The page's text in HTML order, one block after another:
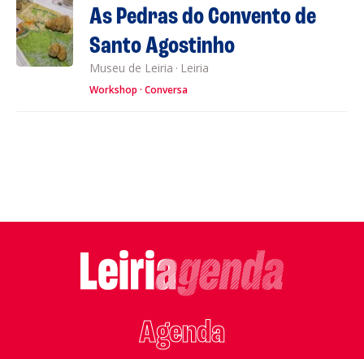
As Pedras do Convento de
Santo Agostinho
Museu de Leiria · Leiria
Workshop Conversa
Agenda